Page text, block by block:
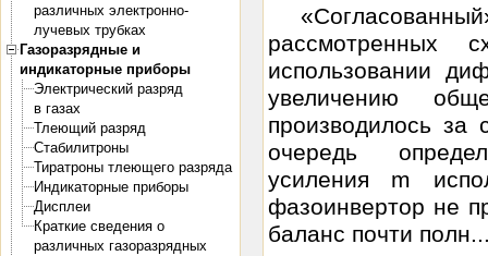
различных электронно-
лучевых трубках
Газоразрядные и
индикаторные приборы
Электрический разряд
в газах
Тлеющий разряд
Стабилитроны
Тиратроны тлеющего разряда
Индикаторные приборы
Дисплеи
Краткие сведения о
различных газоразрядных
рассмотренных
использовании
увеличению
производилось за
очередь
усиления m
фазоинвертор не
баланс почти